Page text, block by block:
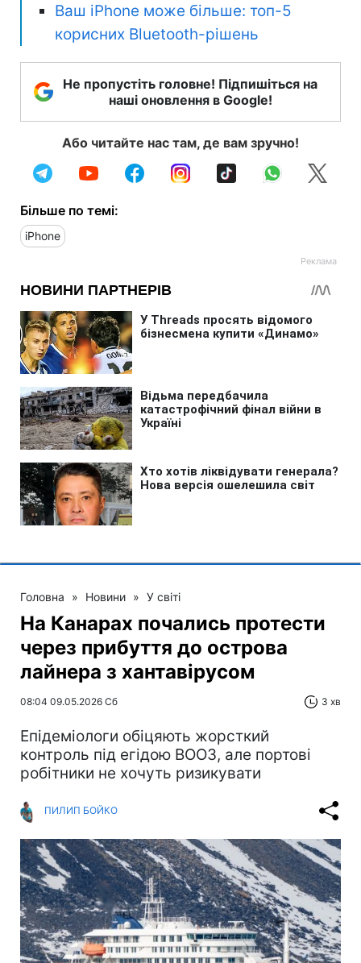
Ваш iPhone може більше: топ-5
корисних Bluetooth-рішень
Не пропустіть головне! Підпишіться на
наші оновлення в Google!
Або читайте нас там, де вам зручно!
Більше по темі:
iPhone
Головна » Новини » У світі
На Канарах почались протести
через прибуття до острова
лайнера з хантавірусом
08:04 09.05.2026 Сб 3 хв
Епідеміологи обіцяють жорсткий
контроль під егідою ВООЗ, але портові
робітники не хочуть ризикувати
ПИЛИП БОЙКО